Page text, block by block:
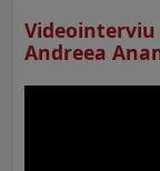
Andreea